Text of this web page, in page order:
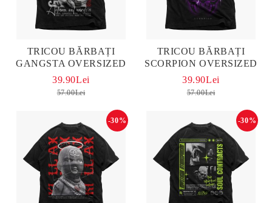
TRICOU BĂRBAȚI
GANGSTA OVERSIZED
39.90Lei
57.00Lei
TRICOU BĂRBAȚI
SCORPION OVERSIZED
39.90Lei
57.00Lei
-30% -30%